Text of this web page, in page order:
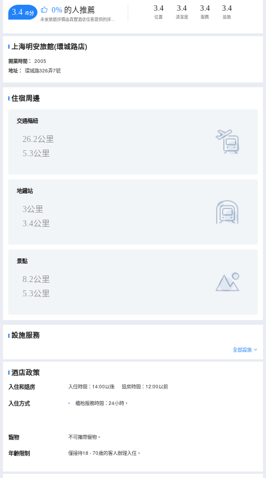
3.4 /5分 0% 的人推薦
永安旅遊評價由真實酒店住客提供的評價。
3.4
位置
3.4
清潔度
3.4
服務
3.4
設施
上海明安旅館(環城路店)
開業時間： 2005
地址： 環城路326弄7號
住宿周邊
交通樞紐
26.2公里
5.3公里
地鐵站
3公里
3.4公里
景點
8.2公里
5.3公里
設施服務
全部設施
酒店政策
入住和退房 入住時間：14:00以後 退房時間：12:00以前
入住方式 櫃枱服務時間：24小時。
寵物 不可攜帶寵物。
年齡限制 僅接待18 - 70歲的客人辦理入住。